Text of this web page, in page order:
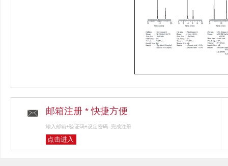
邮箱注册 * 快捷方便
输入邮箱+验证码+设定密码=完成注册
点击进入